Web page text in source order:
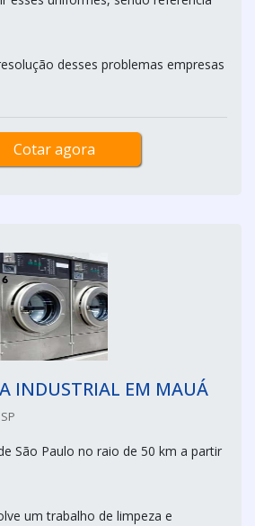
desses problemas empresas
Cotar agora
INDUSTRIAL EM MAUÁ
São Paulo no raio de 50 km a partir
um trabalho de limpeza e